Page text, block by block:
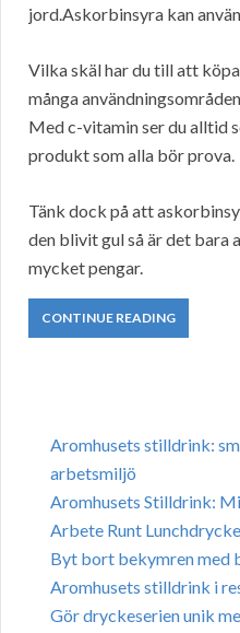
jord.Askorbinsyra kan
Vilka skäl har du till att
många
Med c-vitamin ser du alltid
produkt som alla bör prova.
Tänk dock på att
den blivit gul så är det bara
mycket pengar.
CONTINUE READING
Aromhusets stilldrink:
arbetsmiljö
Aromhusets Stilldrink:
Arbete Runt
Byt bort bekymren med
Aromhusets stilldrink i
Gör dryckeserien unik